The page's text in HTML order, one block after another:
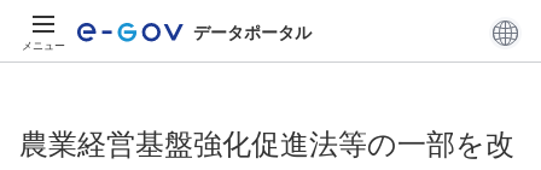
メニュー
データポータル
農業経営基盤強化促進法等の一部を改